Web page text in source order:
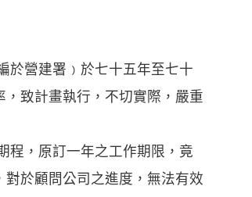
於營建署﹚於七十五年至七十
致計畫執行，不切實際，嚴重
程，原訂一年之工作期限，竟
於顧問公司之進度，無法有效